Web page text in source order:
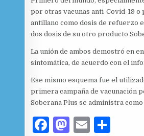
por otras vacunas anti-Covid-19
antillano como dosis de refuerzo
dos dosis de su otro producto
La unión de ambos demostró en
sintomática, de acuerdo con el
Ese mismo esquema fue el
primera campaña de vacunación
Soberana Plus se administra
F
M E